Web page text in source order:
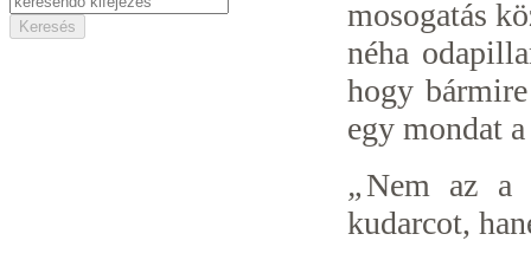
mosogatás
néha
hogy
egy mondat
„Nem az a
kudarcot,